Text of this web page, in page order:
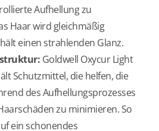
Aufhellung zu
Haar wird gleichmäßig
einen strahlenden Glanz.
Goldwell Oxycur Light
Schutzmittel, die helfen, die
des Aufhellungsprozesses
zu minimieren. So
ein schonendes